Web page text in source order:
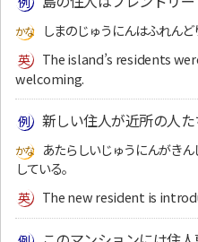
しまのじゅうにんはふれん
The island’s residents
welcoming.
新しい住人が近所の人た
あたらしいじゅうにんがき
している。
The new resident is